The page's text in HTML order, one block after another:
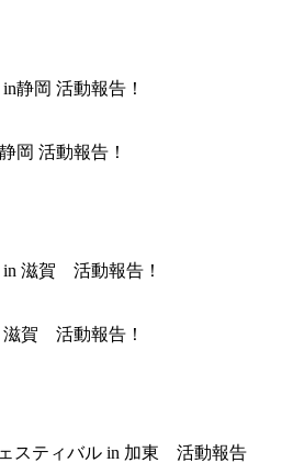
岡 活動報告！
滋賀 活動報告！